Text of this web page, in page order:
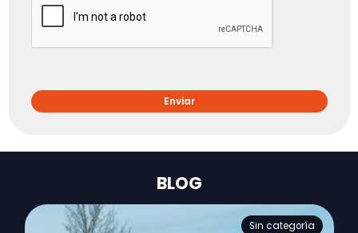
BLOG
Sin categoría